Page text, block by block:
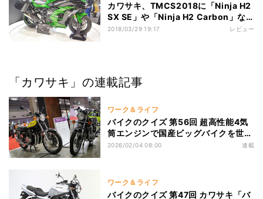
カワサキ、TMCS2018に「Ninja H2
SX SE」や「Ninja H2 Carbon」な
どを出展
2018/03/29 19:17 レビュー
「カワサキ」の連載記事
ワーク＆ライフ
バイクのクイズ 第56回 超高性能4気
筒エンジンで国産ビッグバイクを世界
一に導いた2台の名車とは?
2026/02/04 08:00 連載
ワーク＆ライフ
バイクのクイズ 第47回 カワサキ「バ